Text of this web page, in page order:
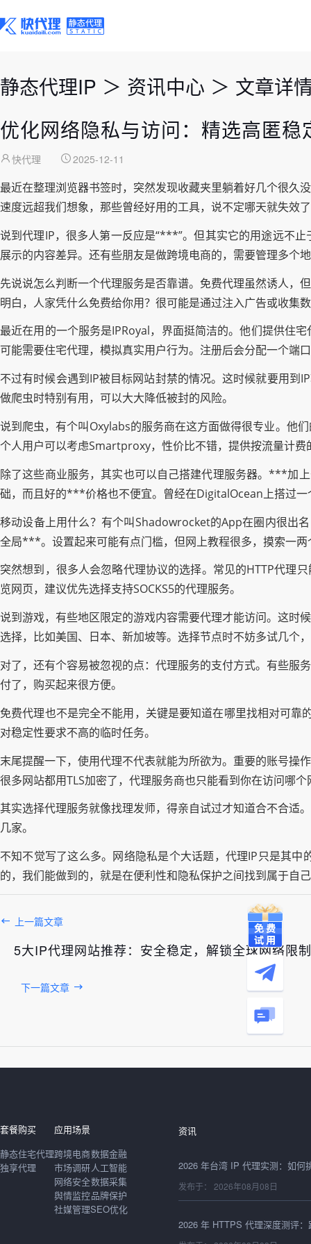
静态代理IP ＞ 资讯中心 ＞ 文章详
优化网络隐私与访问：精选高匿
快代理 2025-12-11
最近在整理浏览器书签时，突然发现收藏夹里躺着好几个很久
速度远超我们想象，那些曾经好用的工具，说不定哪天就失效
说到代理IP，很多人第一反应是“***”。但其实它的用途远不
展示的内容差异。还有些朋友是做跨境电商的，需要管理多个
先说说怎么判断一个代理服务是否靠谱。免费代理虽然诱人，
明白，人家凭什么免费给你用？很可能是通过注入广告或收集
最近在用的一个服务是IPRoyal，界面挺简洁的。他们提供住
可能需要住宅代理，模拟真实用户行为。注册后会分配一个端
不过有时候会遇到IP被目标网站封禁的情况。这时候就要用到
做爬虫时特别有用，可以大大降低被封的风险。
说到爬虫，有个叫Oxylabs的服务商在这方面做得很专业。他
个人用户可以考虑Smartproxy，性价比不错，提供按流量计
除了这些商业服务，其实也可以自己搭建代理服务器。***加
础，而且好的***价格也不便宜。曾经在DigitalOcean上搭过
移动设备上用什么？有个叫Shadowrocket的App在圈内很出
全局***。设置起来可能有点门槛，但网上教程很多，摸索一两
突然想到，很多人会忽略代理协议的选择。常见的HTTP代理
览网页，建议优先选择支持SOCKS5的代理服务。
说到游戏，有些地区限定的游戏内容需要代理才能访问。这时
选择，比如美国、日本、新加坡等。选择节点时不妨多试几个
对了，还有个容易被忽视的点：代理服务的支付方式。有些服
付了，购买起来很方便。
免费代理也不是完全不能用，关键是要知道在哪里找相对可
对稳定性要求不高的临时任务。
末尾提醒一下，使用代理不代表就能为所欲为。重要的账号操
很多网站都用TLS加密了，代理服务商也只能看到你在访问哪
其实选择代理服务就像找理发师，得亲自试过才知道合不合适
几家。
不知不觉写了这么多。网络隐私是个大话题，代理IP只是其
的，我们能做到的，就是在便利性和隐私保护之间找到属于自
上一篇文章
5大IP代理网站推荐：安全稳定，解锁全球网络限制
下一篇文章
套餐购买
静态住宅代理
独享代理
应用场景
跨境电商
市场调研
网络安全
舆情监控
社媒管理
数据金融
人工智能
数据采集
品牌保护
SEO优化
资讯
发布于： 2026年08月08日
发布于： 2026年08月08日